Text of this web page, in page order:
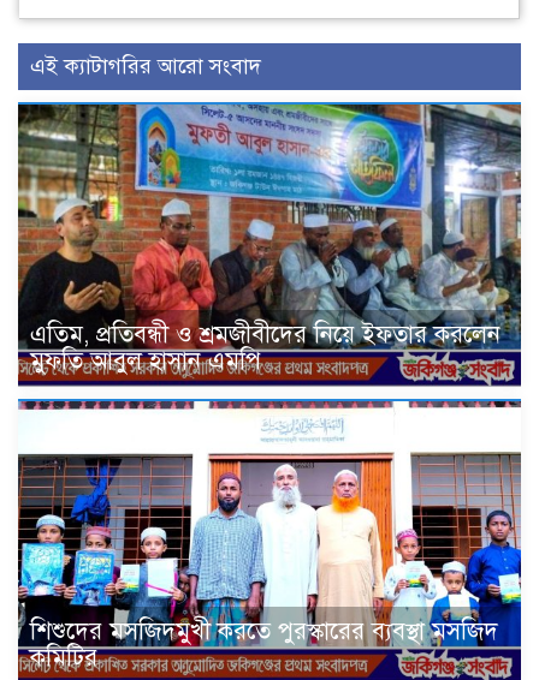
এই ক্যাটাগরির আরো সংবাদ
এতিম, প্রতিবন্ধী ও শ্রমজীবীদের নিয়ে ইফতার করলেন
মুফতি আবুল হাসান এমপি
শিশুদের মসজিদমুখী করতে পুরস্কারের ব্যবস্থা মসজিদ
কমিটির